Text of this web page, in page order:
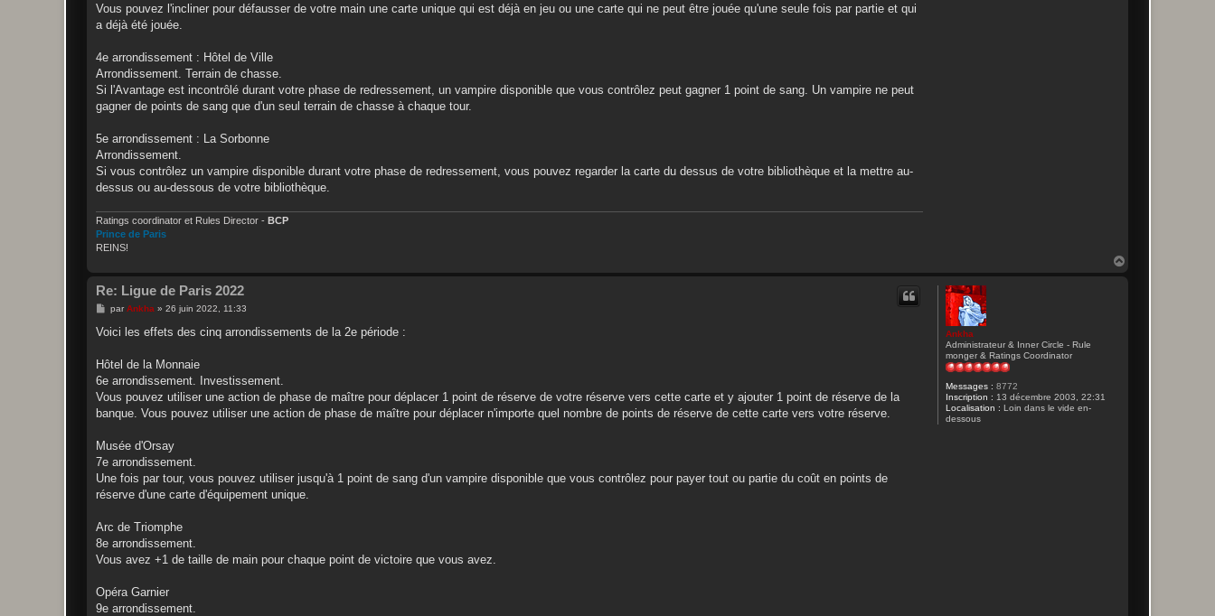
Vous pouvez l'incliner pour défausser de votre main une carte unique qui est déjà en jeu ou une carte qui ne peut être jouée qu'une seule fois par partie et qui
a déjà été jouée.
4e arrondissement : Hôtel de Ville
Arrondissement. Terrain de chasse.
Si l'Avantage est incontrôlé durant votre phase de redressement, un vampire disponible que vous contrôlez peut gagner 1 point de sang. Un vampire ne peut
gagner de points de sang que d'un seul terrain de chasse à chaque tour.
5e arrondissement : La Sorbonne
Arrondissement.
Si vous contrôlez un vampire disponible durant votre phase de redressement, vous pouvez regarder la carte du dessus de votre bibliothèque et la mettre au-
dessus ou au-dessous de votre bibliothèque.
Ratings coordinator et Rules Director - BCP
Prince de Paris
REINS!
Ankha
Administrateur & Inner Circle - Rule
monger & Ratings Coordinator
Messages : 8772
Inscription : 13 décembre 2003, 22:31
Localisation : Loin dans le vide en-
dessous
Re: Ligue de Paris 2022
M
s
g
parAnkha » 26 juin 2022, 11:33
Voici les effets des cinq arrondissements de la 2e période :
Hôtel de la Monnaie
6e arrondissement. Investissement.
Vous pouvez utiliser une action de phase de maître pour déplacer 1 point de réserve de votre réserve vers cette carte et y ajouter 1 point de réserve de la
banque. Vous pouvez utiliser une action de phase de maître pour déplacer n'importe quel nombre de points de réserve de cette carte vers votre réserve.
Musée d'Orsay
7e arrondissement.
Une fois par tour, vous pouvez utiliser jusqu'à 1 point de sang d'un vampire disponible que vous contrôlez pour payer tout ou partie du coût en points de
réserve d'une carte d'équipement unique.
Arc de Triomphe
8e arrondissement.
Vous avez +1 de taille de main pour chaque point de victoire que vous avez.
Opéra Garnier
9e arrondissement.